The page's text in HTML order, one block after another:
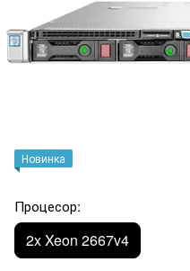
Новинка
Процесор:
2x Xeon 2667v4